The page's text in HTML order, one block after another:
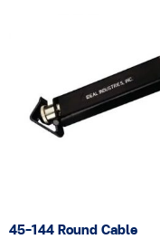
45-144 Round Cable